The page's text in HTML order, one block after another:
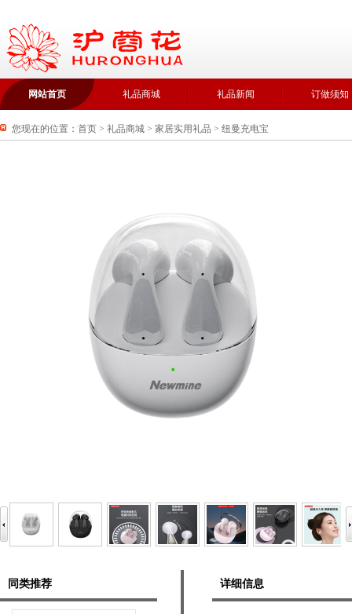
网站首页 礼品商城 礼品新闻 订做须知
您现在的位置： 首页 > 礼品商城 > 家居实用礼品 > 纽曼充电宝
同类推荐 详细信息